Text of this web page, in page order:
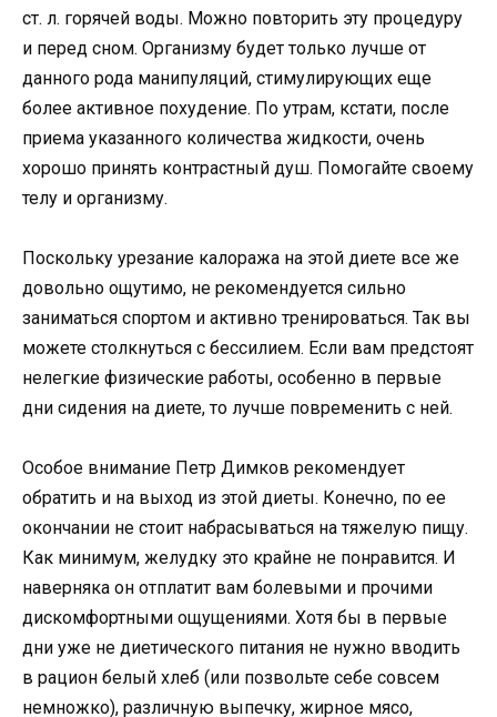
ст. л. горячей воды. Можно повторить эту процедуру
и перед сном. Организму будет только лучше от
данного рода манипуляций, стимулирующих еще
более активное похудение. По утрам, кстати, после
приема указанного количества жидкости, очень
хорошо принять контрастный душ. Помогайте своему
телу и организму.
Поскольку урезание калоража на этой диете все же
довольно ощутимо, не рекомендуется сильно
заниматься спортом и активно тренироваться. Так вы
можете столкнуться с бессилием. Если вам предстоят
нелегкие физические работы, особенно в первые
дни сидения на диете, то лучше повременить с ней.
Особое внимание Петр Димков рекомендует
обратить и на выход из этой диеты. Конечно, по ее
окончании не стоит набрасываться на тяжелую пищу.
Как минимум, желудку это крайне не понравится. И
наверняка он отплатит вам болевыми и прочими
дискомфортными ощущениями. Хотя бы в первые
дни уже не диетического питания не нужно вводить
в рацион белый хлеб (или позвольте себе совсем
немножко), различную выпечку, жирное мясо,